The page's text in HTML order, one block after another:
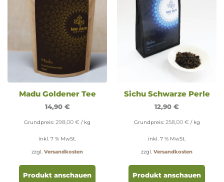
Madu Goldener Tee
14,90 €
Grundpreis: 298,00 € / kg
inkl. 7 % MwSt.
zzgl. Versandkosten
Produkt anschauen
Sichu Schwarze Perle
12,90 €
Grundpreis: 258,00 € / kg
inkl. 7 % MwSt.
zzgl. Versandkosten
Produkt anschauen